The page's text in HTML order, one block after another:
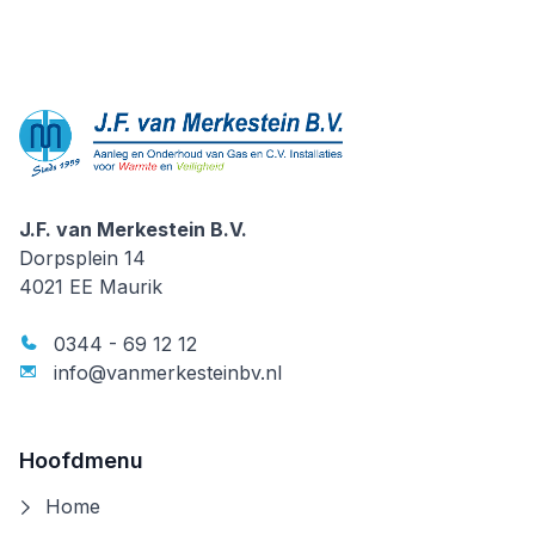
J.F. van Merkestein B.V.
J.F. van Merkestein B.V.
Dorpsplein 14
4021 EE Maurik
0344 - 69 12 12
info@vanmerkesteinbv.nl
Hoofdmenu
Home